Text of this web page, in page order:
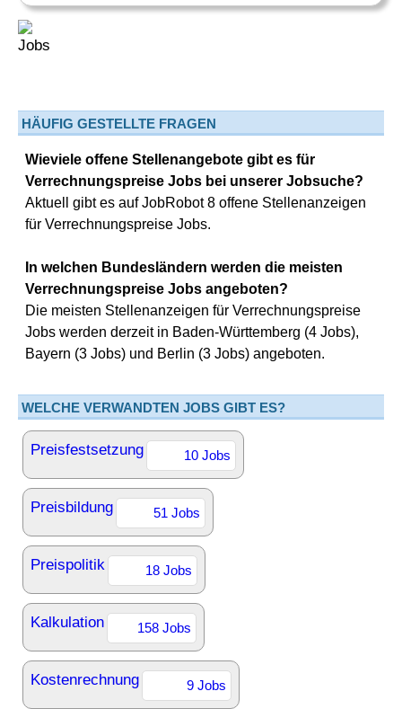
HÄUFIG GESTELLTE FRAGEN
Wieviele offene Stellenangebote gibt es für
Verrechnungspreise Jobs bei unserer Jobsuche?
Aktuell gibt es auf JobRobot 8 offene Stellenanzeigen
für Verrechnungspreise Jobs.
In welchen Bundesländern werden die meisten
Verrechnungspreise Jobs angeboten?
Die meisten Stellenanzeigen für Verrechnungspreise
Jobs werden derzeit in Baden-Württemberg (4 Jobs),
Bayern (3 Jobs) und Berlin (3 Jobs) angeboten.
WELCHE VERWANDTEN JOBS GIBT ES?
Preisfestsetzung 10 Jobs
Preisbildung 51 Jobs
Preispolitik 18 Jobs
Kalkulation 158 Jobs
Kostenrechnung 9 Jobs